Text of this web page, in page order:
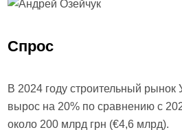
Спрос
В 2024 году строительный рынок
вырос на 20% по сравнению с
около 200 млрд грн (€4,6 млрд).